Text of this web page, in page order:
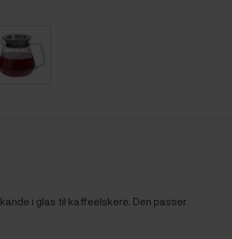
i glas til kaffeelskere. Den passer